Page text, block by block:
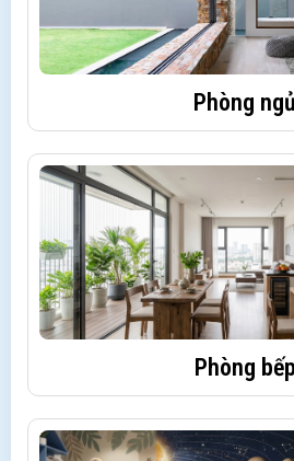
Phòng ngủ
Phòng bếp